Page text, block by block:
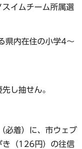
スイムチーム所属選
県内在住の小学4～
し抽せん。
必着）に、市ウェブ
き（126円）の往信